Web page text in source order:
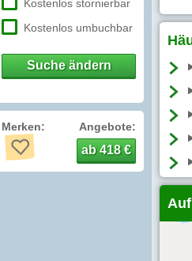
Kostenlos stornierbar
Kostenlos umbuchbar
Suche ändern
Merken: Angebote:
ab 418 €